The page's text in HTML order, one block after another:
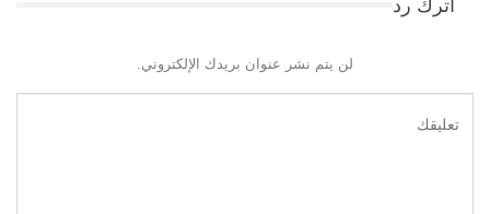
اترك رد
لن يتم نشر عنوان بريدك الإلكتروني.